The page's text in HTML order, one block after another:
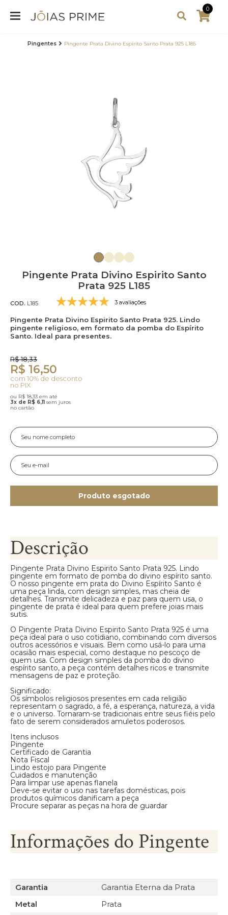
0
Pingentes Pingente Prata Divino Espirito Santo Prata 925 L185
Pingente Prata Divino Espirito Santo
Prata 925 L185
COD. L185 3 avaliações
Pingente Prata Divino Espirito Santo Prata 925. Lindo
pingente religioso, em formato da pomba do Espírito
Santo. Ideal para presentes.
R$ 18,33
R$ 16,50
com 10% de desconto
no PIX
ou R$ 18,33 em até
3x de R$ 6,11 sem juros
no cartão
Produto esgotado
Descrição
Pingente Prata Divino Espirito Santo Prata 925. Lindo
pingente em formato de pomba do divino espírito santo.
O nosso pingente em prata do Divino Espírito Santo é
uma peça linda, com design simples, mas cheia de
detalhes. Transmite delicadeza e paz para quem usa, o
pingente de prata é ideal para quem prefere joias mais
sutis.
O Pingente Prata Divino Espirito Santo Prata 925 é uma
peça ideal para o uso cotidiano, combinando com diversos
outros acessórios e visuais. Bem como usá-lo para uma
ocasião mais especial, como destaque no pescoço de
quem usa. Com design simples da pomba do divino
espírito santo, a peça contém detalhes ricos e transmite
mensagens de paz e proteção.
Significado:
Os símbolos religiosos presentes em cada religião
representam o sagrado, a fé, a esperança, natureza, a vida
e o universo. Tornaram-se tradicionais entre seus fiéis pelo
fato de serem considerados amuletos poderosos.
Itens inclusos
Pingente
Certificado de Garantia
Nota Fiscal
Lindo estojo para Pingente
Cuidados e manutenção
Para limpar use apenas flanela
Deve-se evitar o uso nas tarefas domésticas, pois
produtos químicos danificam a peça
Procure separar as peças na hora de guardar
Informações do Pingente
Garantia
Garantia Eterna da Prata
Metal
Prata